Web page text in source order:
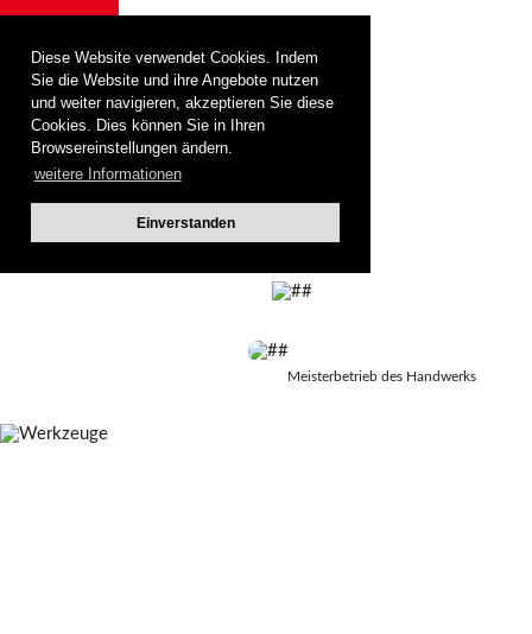
Diese Website verwendet Cookies. Indem
Sie die Website und ihre Angebote nutzen
und weiter navigieren, akzeptieren Sie diese
Cookies. Dies können Sie in Ihren
Browsereinstellungen ändern.
weitere Informationen
Einverstanden
Meisterbetrieb des Handwerks